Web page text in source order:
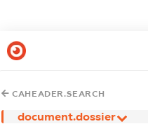
CAHEADER.SEARCH
document.dossier